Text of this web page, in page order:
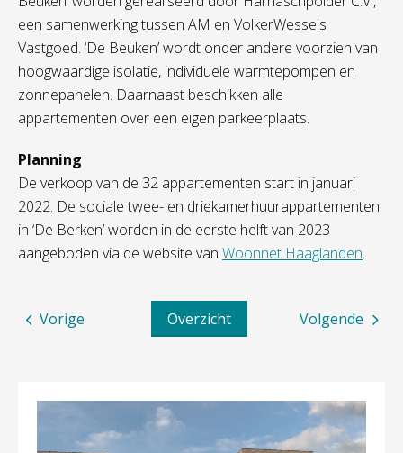
een samenwerking tussen AM en VolkerWessels
Vastgoed. ‘De Beuken’ wordt onder andere voorzien van
hoogwaardige isolatie, individuele warmtepompen en
zonnepanelen. Daarnaast beschikken alle
appartementen over een eigen parkeerplaats.
Planning
De verkoop van de 32 appartementen start in januari
2022. De sociale twee- en driekamerhuurappartementen
in ‘De Berken’ worden in de eerste helft van 2023
aangeboden via de website van Woonnet Haaglanden.
Volgende
Overzicht
Vorige